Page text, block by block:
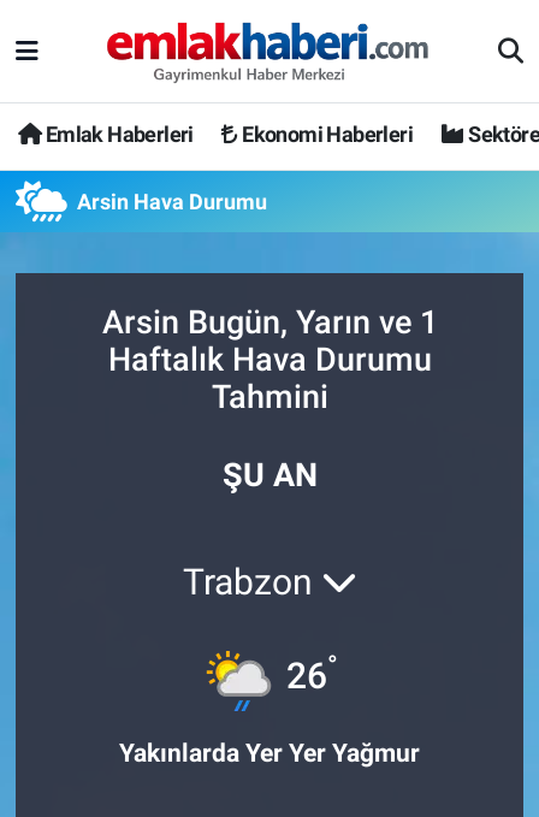
Emlak Haberleri Ekonomi Haberleri
Arsin Hava Durumu
Arsin Bugün, Yarın ve 1
Haftalık Hava Durumu
Tahmini
ŞU AN
Trabzon
26°
Yakınlarda Yer Yer Yağmur